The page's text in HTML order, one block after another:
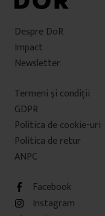
Despre DoR
Impact
Newsletter
Termeni şi condiţii
GDPR
Politica de cookie-uri
Politica de retur
ANPC
Facebook
Instagram